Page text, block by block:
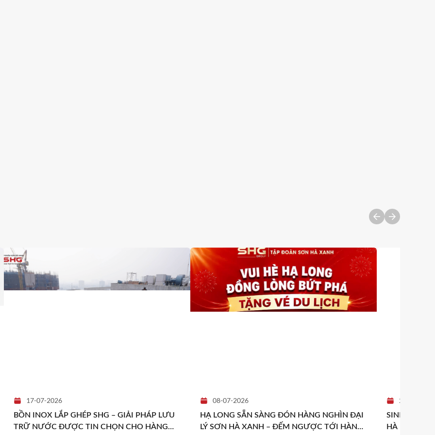
17-07-2026
BỒN INOX LẮP GHÉP SHG – GIẢI PHÁP LƯU
TRỮ NƯỚC ĐƯỢC TIN CHỌN CHO HÀNG
08-07-2026
HẠ LONG SẴN SÀNG ĐÓN HÀNG NGHÌN ĐẠI
LÝ SƠN HÀ XANH – ĐẾM NGƯỢC TỚI HÀNH
25-06-2026
SINH NHẬT
HÀ – DẤU